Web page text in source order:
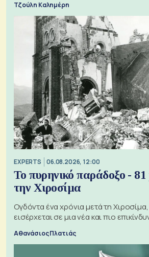
Τζούλη Καλημέρη
EXPERTS 06.08.2026, 12:00
Το πυρηνικό παράδοξο - 81
την Χιροσίμα
Ογδόντα ένα χρόνια μετά τη
εισέρχεται σε μια νέα και πιο
Αθανάσιος Πλατιάς